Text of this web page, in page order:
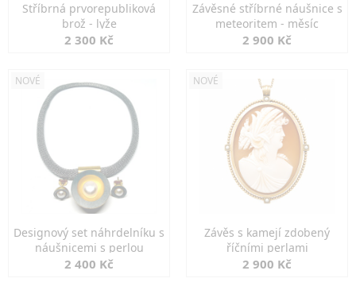
Stříbrná prvorepubliková
brož - lyže
2 300 Kč
Závěsné stříbrné náušnice s
meteoritem - měsíc
2 900 Kč
NOVÉ
Designový set náhrdelníku s
náušnicemi s perlou
2 400 Kč
NOVÉ
Závěs s kamejí zdobený
říčními perlami
2 900 Kč